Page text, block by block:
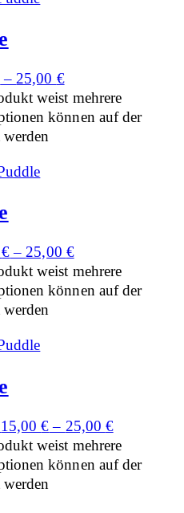
– 25,00 €
weist mehrere
können auf der
€–25,00 €
weist mehrere
können auf der
15,00€– 25,00 €
weist mehrere
können auf der